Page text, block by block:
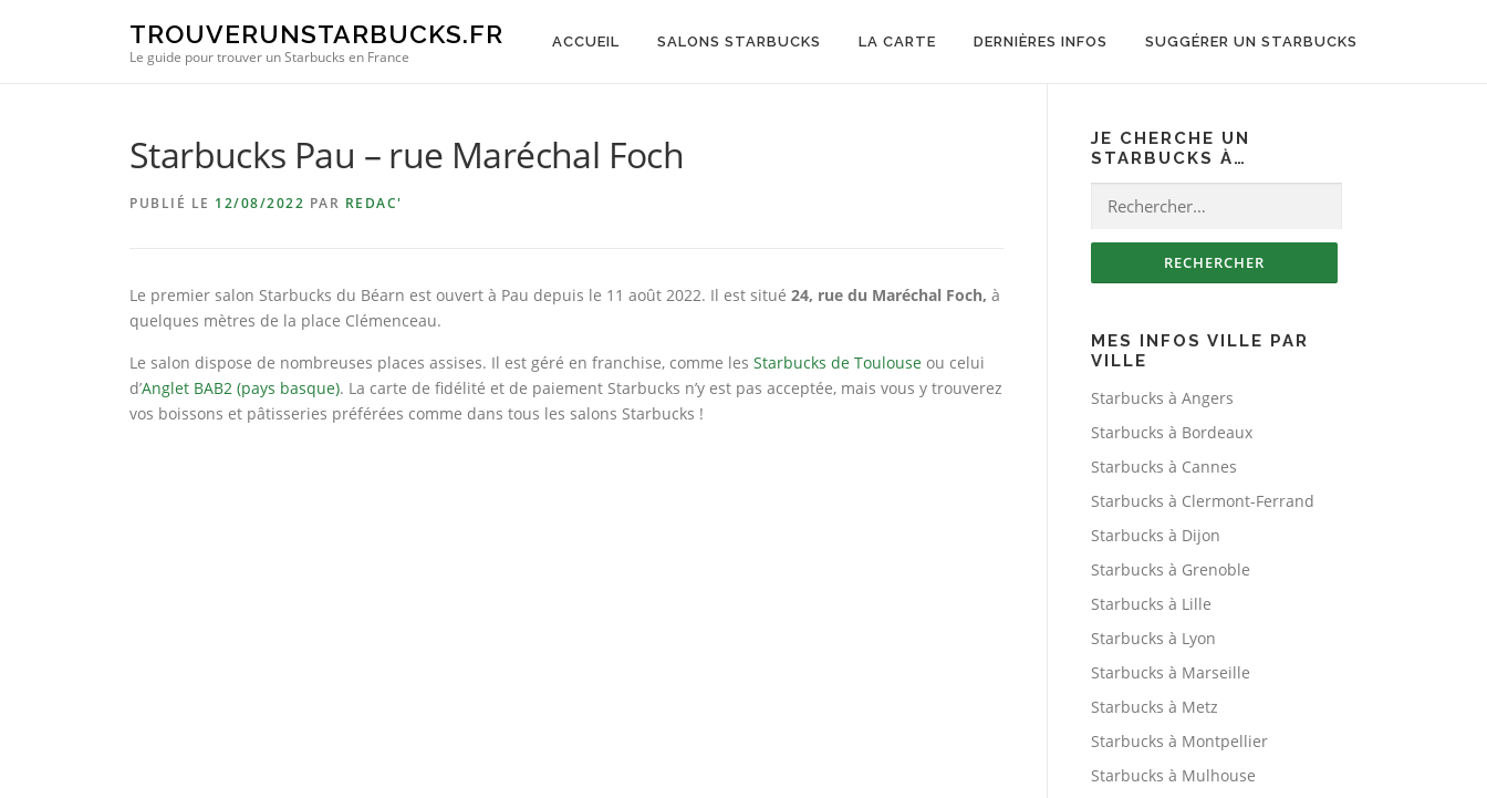
TROUVERUNSTARBUCKS.FR
Le guide pour trouver un Starbucks en France
ACCUEIL SALONS STARBUCKS LA CARTE DERNIÈRES INFOS SUGGÉRER UN STARBUCKS
Starbucks Pau – rue Maréchal Foch
PUBLIÉ LE 12/08/2022 PAR REDAC'
Le premier salon Starbucks du Béarn est ouvert à Pau depuis le 11 août 2022. Il est situé 24, rue du Maréchal Foch, à
quelques mètres de la place Clémenceau.
Le salon dispose de nombreuses places assises. Il est géré en franchise, comme les Starbucks de Toulouse ou celui
d’Anglet BAB2 (pays basque). La carte de fidélité et de paiement Starbucks n’y est pas acceptée, mais vous y trouverez
vos boissons et pâtisseries préférées comme dans tous les salons Starbucks !
JE CHERCHE UN
STARBUCKS À…
Rechercher :
MES INFOS VILLE PAR
VILLE
Starbucks à Angers
Starbucks à Bordeaux
Starbucks à Cannes
Starbucks à Clermont-Ferrand
Starbucks à Dijon
Starbucks à Grenoble
Starbucks à Lille
Starbucks à Lyon
Starbucks à Marseille
Starbucks à Metz
Starbucks à Montpellier
Starbucks à Mulhouse